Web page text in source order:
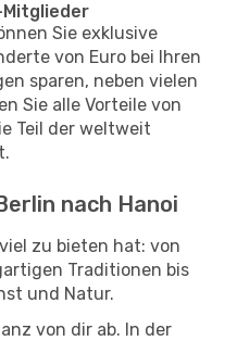
Sie exklusive
von Euro bei Ihren
sparen, neben vielen
Sie alle Vorteile von
Teil der weltweit
nach Hanoi
zu bieten hat: von
Traditionen bis
und Natur.
von dir ab. In der